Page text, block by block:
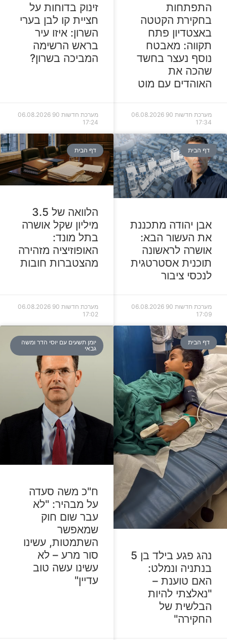
התפתחות
בחקירת הקטטה
באצטדיון פתח
תקווה: מאבטח
נוסף נעצר בחשד
שהכה את
האוהדים עם מוט
מערכת חדשות 90
06.08.2026
17:34
זינוק בדוחות על
חציית קו לבן בערי
השרון: איזו עיר
בראש הרשימה
המביכה בשרון?
מערכת חדשות 90
06.08.2026
17:24
דף הבית
אבן יהודה מתכננת
את העשור הבא:
אושרה לראשונה
תוכנית אסטרטגית
לנכסי ציבור
מערכת חדשות 90
06.08.2026
17:09
דף הבית
הלוואה של 3.5
מיליון שקל אושרה
בתל מונד:
האופוזיציה מזהירה
מהצטברות חובות
מערכת חדשות 90
06.08.2026
17:02
דף הבית
נהג פגע בילד בן 5
בנתניה ונמלט:
האם טוענת –
"נאלצתי להיות
הבלשית של
החקירה"
יומן תשעים עם יוסי הדר ומשה
גבאי
ח"כ משה סעדה
על מבהיר: "לא
עבר שום חוק
שמאפשר
השתמטות, עשינו
סור מרע – לא
עשינו עשה טוב
עדיין"